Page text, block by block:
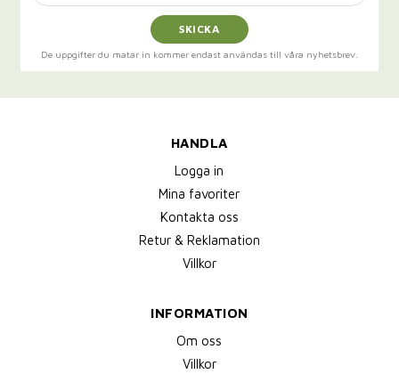
SKICKA
De uppgifter du matar in kommer endast användas till våra nyhetsbrev.
HANDLA
Logga in
Mina favoriter
Kontakta oss
Retur & Reklamation
Villkor
INFORMATION
Om oss
Villkor